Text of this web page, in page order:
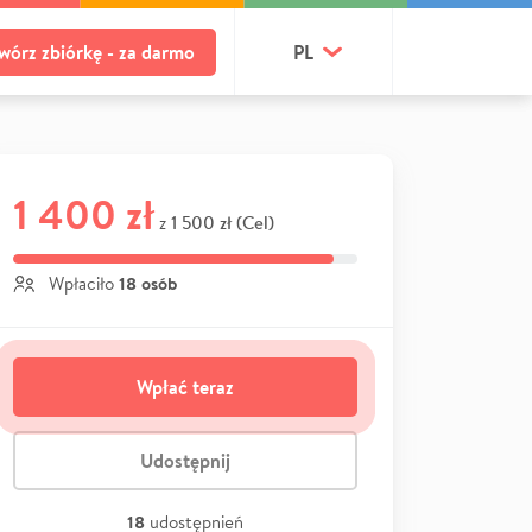
zbiórkę - za darmo PL
1 400 zł z 1 500 zł (Cel)
Wpłaciło 18 osób
Wpłać teraz
Udostępnij
18 udostępnień